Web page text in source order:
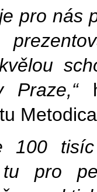
pro nás
100
pro